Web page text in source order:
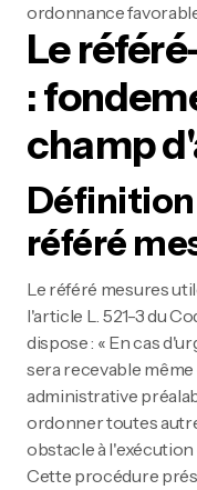
ordonnance
Le
:
champ
référé
Le référé mesures
l'article L. 521-3 du
dispose : « En cas
sera recevable
administrative
ordonner toutes
obstacle à
Cette procédure